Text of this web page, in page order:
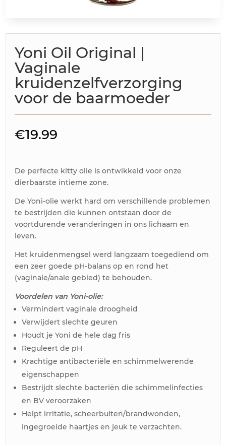
Yoni Oil Original |
Vaginale
kruidenzelfverzorging
voor de baarmoeder
€19.99
De perfecte kitty olie is ontwikkeld voor onze
dierbaarste intieme zone.
De Yoni-olie werkt hard om verschillende problemen
te bestrijden die kunnen ontstaan door de
voortdurende veranderingen in ons lichaam en
leven.
Het kruidenmengsel werd langzaam toegediend om
een zeer goede pH-balans op en rond het
(vaginale/anale gebied) te behouden.
Voordelen van Yoni-olie:
Vermindert vaginale droogheid
Verwijdert slechte geuren
Houdt je Yoni de hele dag fris
Reguleert de pH
Krachtige antibacteriële en schimmelwerende
eigenschappen
Bestrijdt slechte bacteriën die schimmelinfecties
en BV veroorzaken
Helpt irritatie, scheerbulten/brandwonden,
ingegroeide haartjes en jeuk te verzachten.